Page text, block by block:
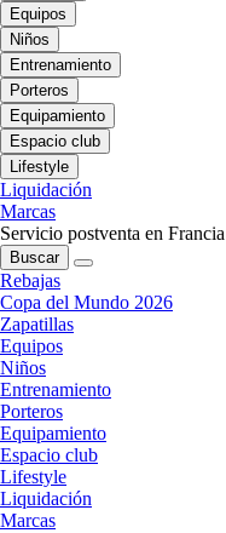
Equipos
Niños
Entrenamiento
Porteros
Equipamiento
Espacio club
Lifestyle
Liquidación
Marcas
Servicio postventa en Francia
Buscar
Rebajas
Copa del Mundo 2026
Zapatillas
Equipos
Niños
Entrenamiento
Porteros
Equipamiento
Espacio club
Lifestyle
Liquidación
Marcas